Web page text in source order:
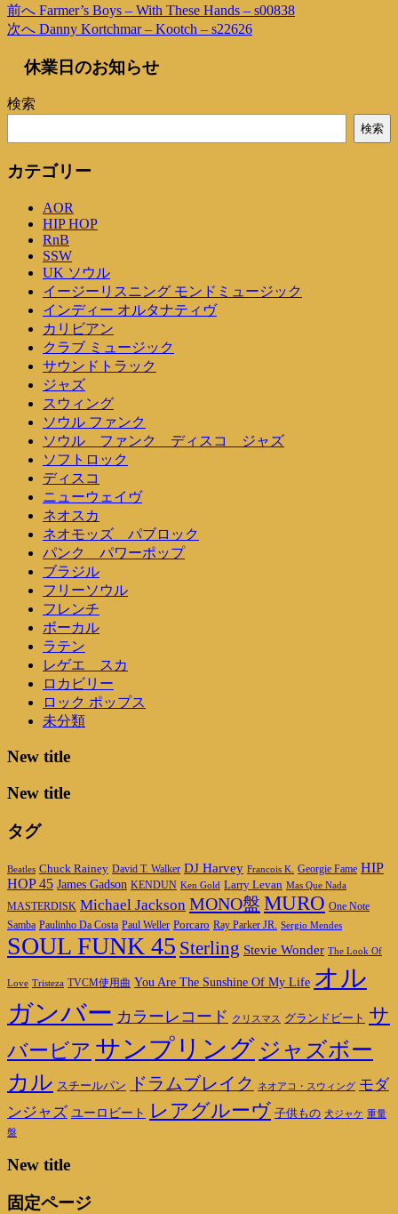
投
稿
ナ
ビ
シ
過
去
前へ Farmer’s Boys – With These Hands – s00838
次
次へ Danny Kortchmar – Kootch – s22626
休業日のお知らせ
検索
検索
カテゴリー
AOR
HIP HOP
RnB
SSW
UK ソウル
イージーリスニング モンドミュージック
インディー オルタナティヴ
カリビアン
クラブ ミュージック
サウンドトラック
ジャズ
スウィング
ソウル ファンク
ソウル ファンク ディスコ ジャズ
ソフトロック
ディスコ
ニューウェイヴ
ネオスカ
ネオモッズ パブロック
パンク パワーポップ
ブラジル
フリーソウル
フレンチ
ボーカル
ラテン
レゲエ スカ
ロカビリー
ロック ポップス
未分類
New title
New title
タグ
Beatles Chuck Rainey David T. Walker DJ Harvey Francois K. Georgie Fame HIP
HOP 45 James Gadson KENDUN Ken Gold Larry Levan Mas Que Nada
MASTERDISK Michael Jackson MONO盤 MURO One Note
Samba Paulinho Da Costa Paul Weller Porcaro Ray Parker JR. Sergio Mendes
SOUL FUNK 45 Sterling Stevie Wonder The Look Of
Love Tristeza TVCM使用曲 You Are The Sunshine Of My Life オル
ガンバー カラーレコード クリスマス グランドビート サ
バービア サンプリング ジャズボー
カル スチールパン ドラムブレイク ネオアコ・スウィング モダ
ンジャズ ユーロビート レアグルーヴ 子供もの 犬ジャケ 重量
盤
New title
固定ページ